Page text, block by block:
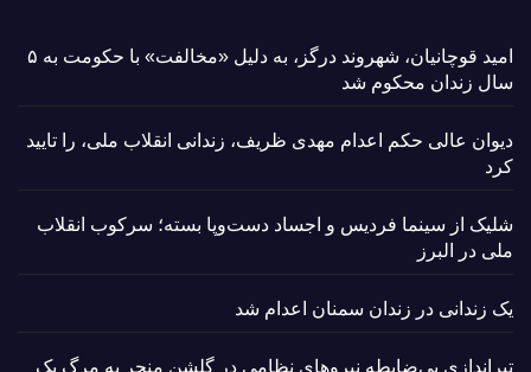
امید قوچانیان، شهروند درگز، به دلیل «مخالفت» با حکومت به ۵
سال زندان محکوم شد
دیوان عالی حکم اعدام مهدی ظریف، زندانی انقلاب ملی، را تایید
کرد
شلیک از سینما فردیس و اجساد دست‌وپا بسته؛ سرکوب انقلاب
ملی در البرز
یک زندانی در زندان سمنان اعدام شد
تیراندازی بی‌ضابطه نیروهای نظامی در گلشن منجر به مرگ یک